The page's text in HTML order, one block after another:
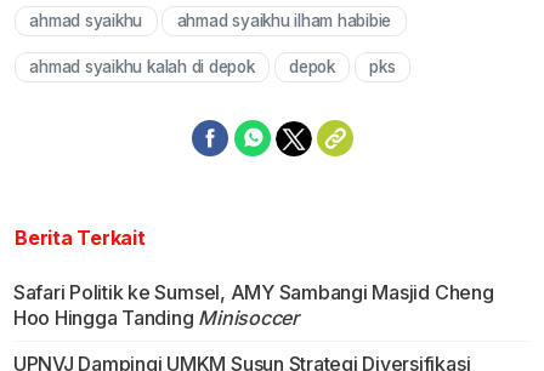
ahmad syaikhu ahmad syaikhu ilham habibie
ahmad syaikhu kalah di depok depok pks
Berita Terkait
Safari Politik ke Sumsel, AMY Sambangi Masjid Cheng
Hoo Hingga Tanding Minisoccer
UPNVJ Dampingi UMKM Susun Strategi Diversifikasi